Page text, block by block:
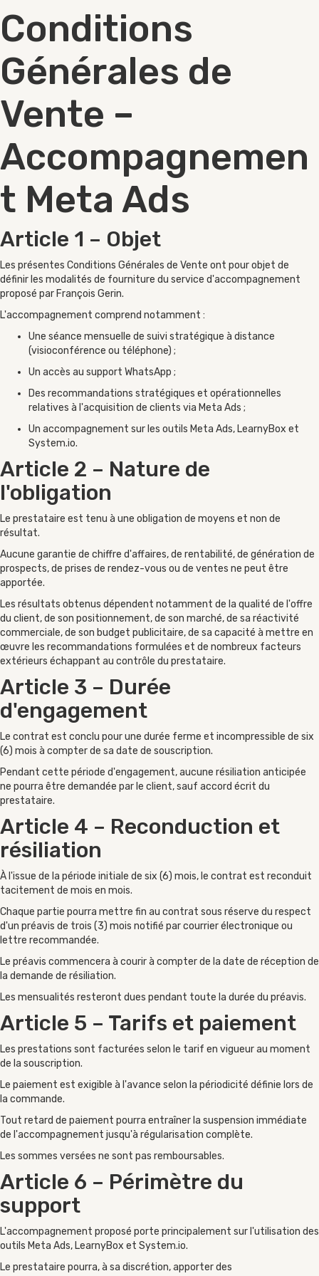
Conditions
Générales de
Vente –
Accompagnemen
t Meta Ads
Article 1 – Objet
Les présentes Conditions Générales de Vente ont pour objet de
définir les modalités de fourniture du service d'accompagnement
proposé par François Gerin.
L'accompagnement comprend notamment :
Une séance mensuelle de suivi stratégique à distance
(visioconférence ou téléphone) ;
Un accès au support WhatsApp ;
Des recommandations stratégiques et opérationnelles
relatives à l'acquisition de clients via Meta Ads ;
Un accompagnement sur les outils Meta Ads, LearnyBox et
System.io.
Article 2 – Nature de
l'obligation
Le prestataire est tenu à une obligation de moyens et non de
résultat.
Aucune garantie de chiffre d'affaires, de rentabilité, de génération de
prospects, de prises de rendez-vous ou de ventes ne peut être
apportée.
Les résultats obtenus dépendent notamment de la qualité de l'offre
du client, de son positionnement, de son marché, de sa réactivité
commerciale, de son budget publicitaire, de sa capacité à mettre en
œuvre les recommandations formulées et de nombreux facteurs
extérieurs échappant au contrôle du prestataire.
Article 3 – Durée
d'engagement
Le contrat est conclu pour une durée ferme et incompressible de six
(6) mois à compter de sa date de souscription.
Pendant cette période d'engagement, aucune résiliation anticipée
ne pourra être demandée par le client, sauf accord écrit du
prestataire.
Article 4 – Reconduction et
résiliation
À l'issue de la période initiale de six (6) mois, le contrat est reconduit
tacitement de mois en mois.
Chaque partie pourra mettre fin au contrat sous réserve du respect
d'un préavis de trois (3) mois notifié par courrier électronique ou
lettre recommandée.
Le préavis commencera à courir à compter de la date de réception de
la demande de résiliation.
Les mensualités resteront dues pendant toute la durée du préavis.
Article 5 – Tarifs et paiement
Les prestations sont facturées selon le tarif en vigueur au moment
de la souscription.
Le paiement est exigible à l'avance selon la périodicité définie lors de
la commande.
Tout retard de paiement pourra entraîner la suspension immédiate
de l'accompagnement jusqu'à régularisation complète.
Les sommes versées ne sont pas remboursables.
Article 6 – Périmètre du
support
L'accompagnement proposé porte principalement sur l'utilisation des
outils Meta Ads, LearnyBox et System.io.
Le prestataire pourra, à sa discrétion, apporter des